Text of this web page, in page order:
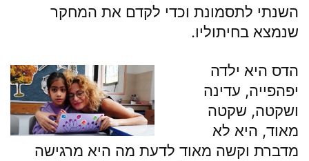
השנתי לתסמונת וכדי לקדם את המחקר
שנמצא בחיתוליו.
הדס היא ילדה
יפהפייה, עדינה
ושקטה, שקטה
מאוד, היא לא
מדברת וקשה מאוד לדעת מה היא מרגישה